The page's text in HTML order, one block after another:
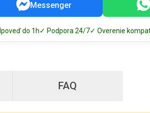
Messenger
do 1h✓ Podpora 24/7✓ Overenie
FAQ